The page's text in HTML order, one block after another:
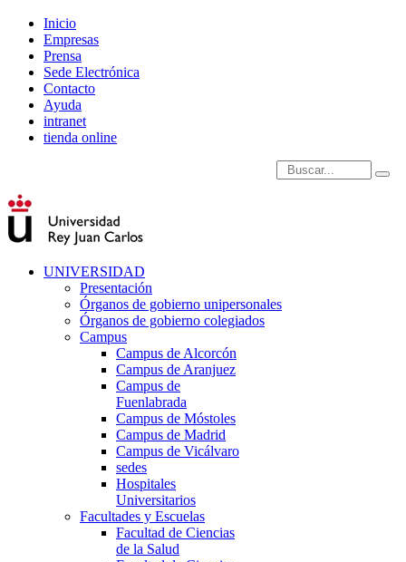
Inicio
Empresas
Prensa
Sede Electrónica
Contacto
Ayuda
intranet
tienda online
Introduce términos de
UNIVERSIDAD
Presentación
Órganos de gobierno unipersonales
Órganos de gobierno colegiados
Campus
Campus de Alcorcón
Campus de Aranjuez
Campus de
Fuenlabrada
Campus de Móstoles
Campus de Madrid
Campus de Vicálvaro
sedes
Hospitales
Universitarios
Facultades y Escuelas
Facultad de Ciencias
de la Salud